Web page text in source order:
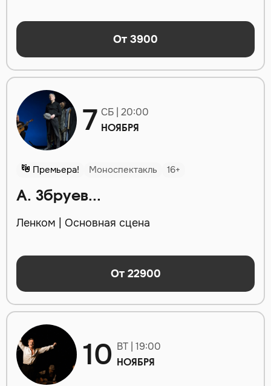
От 3900
7 СБ | 20:00
НОЯБРЯ
Премьера! Моноспектакль 16+
А. Збруев...
Ленком | Основная сцена
От 22900
10 ВТ | 19:00
НОЯБРЯ